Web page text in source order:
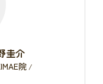
圭介
院 /